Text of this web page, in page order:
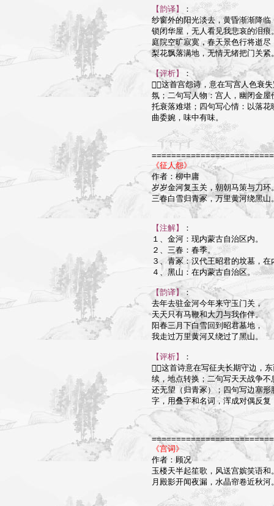
【韵译】
：
纱窗外的阳光淡去，黄昏渐渐降临
锁闭华屋，无人看见我悲哀的泪痕
庭院空旷寂寞，春天景色行将逝尽
梨花飘落满地，无情无绪把门关紧
【评析】
：
这首宫怨诗，意在写宫人色衰
氛；二句写人物：宫人，幽闭金
托衰落难堪；四句写心情：以落
曲委婉，味中有味。
《征人怨》
作者：柳中庸
岁岁金河复玉关，朝朝马策与刀环
三春白雪归青冢，万里黄河绕黑山
【注解】
：
１、金河：现内蒙古自治区内。
２、三春：春季。
３、青冢：汉代王昭君的坟墓，
４、黑山：在内蒙古自治区。
【韵译】 ：
去年去驻金河今年来守玉门关，
天天只有马鞭和大刀与我作伴。
阳春三月下白雪回到昭君墓地，
我走过万里黄河又绕过了黑山。
【评析】
：
这首诗意在写征夫长期守边，
续，地点转换；二句写天天战争
还无望（归青冢）；四句写边塞
字，用叠字和名词，浑成对偶反
《宫词》
作者：顾况
玉楼天半起笙歌，风送宫嫔笑语和
月殿影开闻夜漏，水晶帘卷近秋河